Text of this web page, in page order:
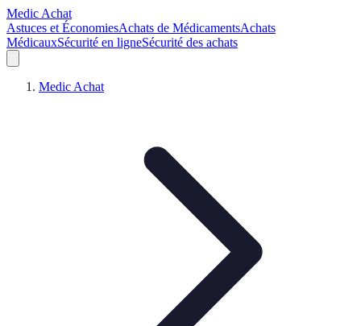
Medic Achat
Astuces et ÉconomiesAchats de MédicamentsAchats
MédicauxSécurité en ligneSécurité des achats
Medic Achat